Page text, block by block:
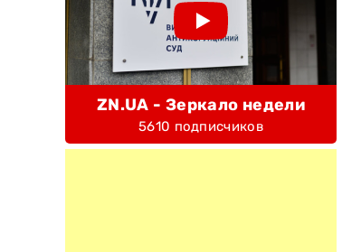
ZN.UA - Зеркало недели
5610 подписчиков